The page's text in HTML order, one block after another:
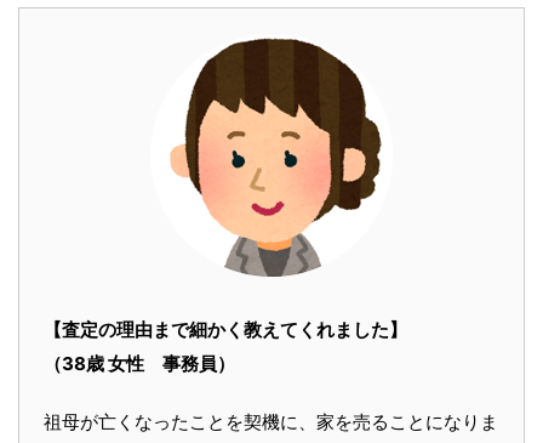
【査定の理由まで細かく教えてくれました】
（38歳 女性 事務員）
祖母が亡くなったことを契機に、家を売ることになりま